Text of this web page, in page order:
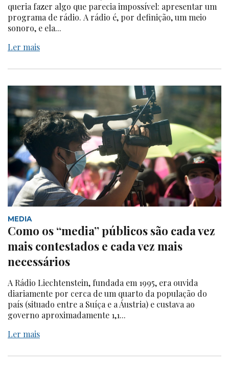
queria fazer algo que parecia impossível: apresentar um
programa de rádio. A rádio é, por definição, um meio
sonoro, e ela...
Ler mais
MEDIA
Como os “media” públicos são cada vez
mais contestados e cada vez mais
necessários
A Rádio Liechtenstein, fundada em 1995, era ouvida
diariamente por cerca de um quarto da população do
país (situado entre a Suíça e a Áustria) e custava ao
governo aproximadamente 1,1...
Ler mais